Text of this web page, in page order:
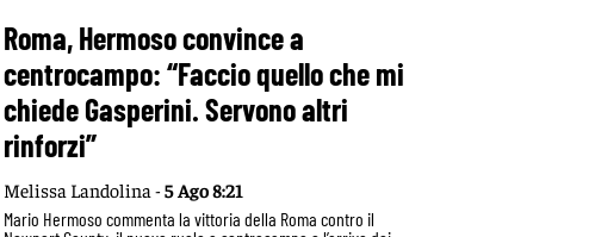
Roma, Hermoso convince a
centrocampo: “Faccio quello che mi
chiede Gasperini. Servono altri
rinforzi”
Melissa Landolina -5 Ago 8:21
Mario Hermoso commenta la vittoria della Roma contro il